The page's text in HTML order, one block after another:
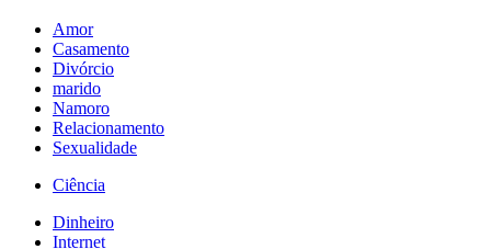
Amor
Casamento
Divórcio
marido
Namoro
Relacionamento
Sexualidade
Ciência
Dinheiro
Internet